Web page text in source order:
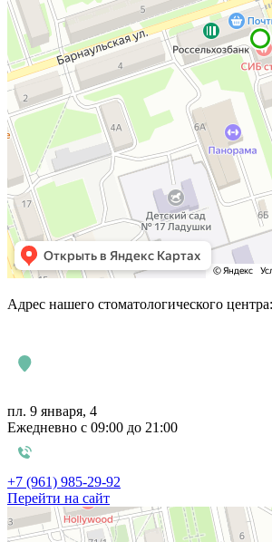
Адрес нашего стоматологического центра:
пл. 9 января, 4
Ежедневно с 09:00 до 21:00
+7 (961) 985-29-92
Перейти на сайт